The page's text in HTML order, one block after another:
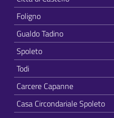
Foligno
Gualdo Tadino
Spoleto
Todi
Carcere Capanne
Casa Circondariale Spoleto